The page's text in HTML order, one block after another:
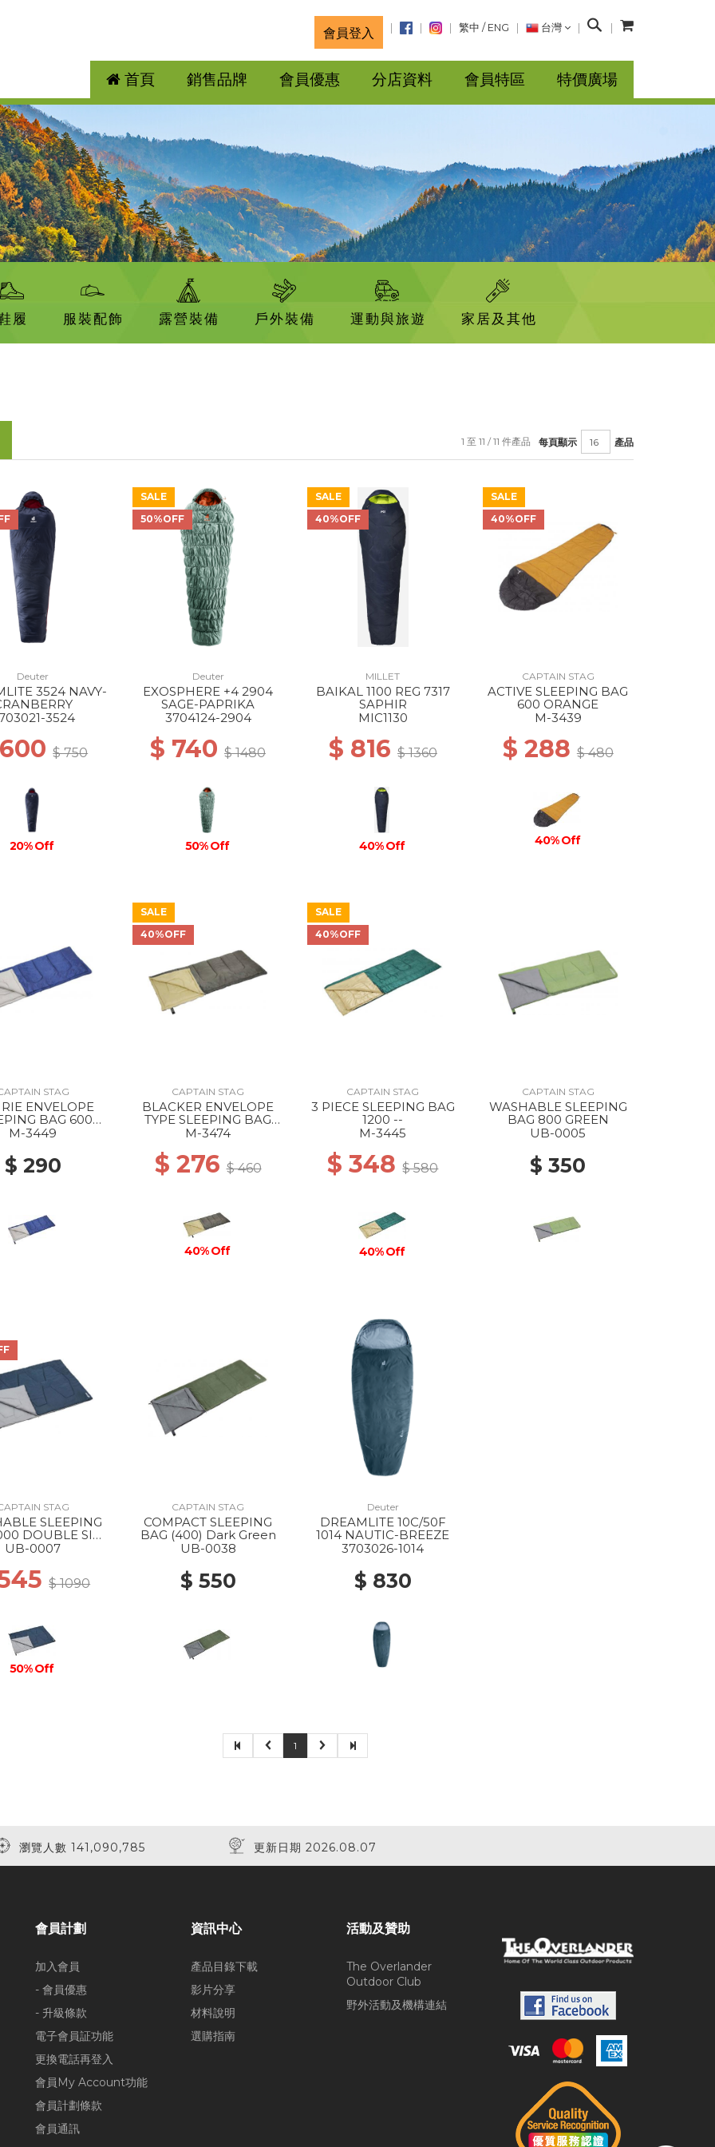
會員登入 繁中 / ENG 台灣
搜
首頁 銷售品牌 會員優惠 分店資料 會員特區 特價廣場
履 服裝配飾 露營裝備 戶外裝備 運動與旅遊 家居及其他
每頁顯示 產品
1 至 11 / 11 件產品
Deuter
3524 NAVY-
3524
$ 750
20% Off
SALE
50%OFF
Deuter
EXOSPHERE +4 2904
SAGE-PAPRIKA
3704124-2904
$ 740$ 1480
50% Off
SALE
40%OFF
MILLET
BAIKAL 1100 REG 7317
SAPHIR
MIC1130
$ 816 $ 1360
40% Off
SALE
40%OFF
CAPTAIN STAG
ACTIVE SLEEPING BAG
600 ORANGE
M-3439
$ 288 $ 480
40% Off
STAG
ENVELOPE
BAG 600
NAVY
M-3449
$ 290
SALE
40%OFF
CAPTAIN STAG
BLACKER ENVELOPE
TYPE SLEEPING BAG
1000 --
M-3474
$ 276$ 460
40% Off
SALE
40%OFF
CAPTAIN STAG
3 PIECE SLEEPING BAG
1200 --
M-3445
$ 348$ 580
40% Off
CAPTAIN STAG
WASHABLE SLEEPING
BAG 800 GREEN
UB-0005
$ 350
STAG
SLEEPING
DOUBLE SIZE
--
UB-0007
$ 1090
50% Off
CAPTAIN STAG
COMPACT SLEEPING
BAG (400) Dark Green
UB-0038
$ 550
Deuter
DREAMLITE 10C/50F
1014 NAUTIC-BREEZE
3703026-1014
$ 830
1
瀏覽人數 141,090,785 更新日期 2026.08.07
會員計劃
加入會員
- 會員優惠
- 升級條款
電子會員証功能
更換電話再登入
會員My Account功能
會員計劃條款
會員通訊
資訊中心
產品目錄下載
影片分享
材料說明
選購指南
活動及贊助
The Overlander
Outdoor Club
野外活動及機構連結